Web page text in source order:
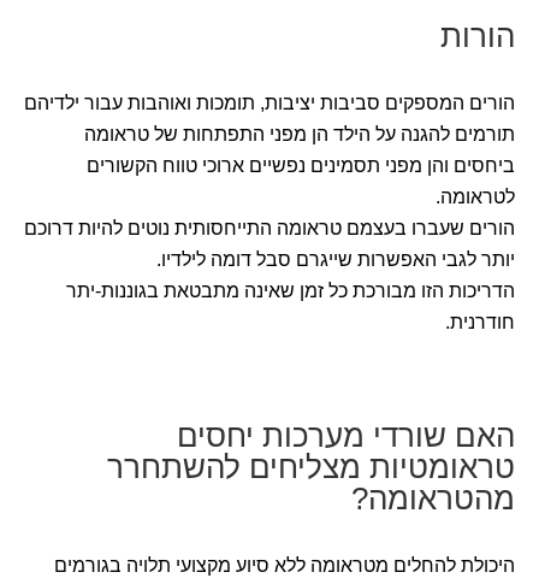
הורות
הורים המספקים סביבות יציבות, תומכות ואוהבות עבור ילדיהם
תורמים להגנה על הילד הן מפני התפתחות של טראומה
ביחסים והן מפני תסמינים נפשיים ארוכי טווח הקשורים
לטראומה.
הורים שעברו בעצמם טראומה התייחסותית נוטים להיות דרוכם
יותר לגבי האפשרות שייגרם סבל דומה לילדיו.
הדריכות הזו מבורכת כל זמן שאינה מתבטאת בגוננות-יתר
חודרנית.
האם שורדי מערכות יחסים
טראומטיות מצליחים להשתחרר
מהטראומה?
היכולת להחלים מטראומה ללא סיוע מקצועי תלויה בגורמים